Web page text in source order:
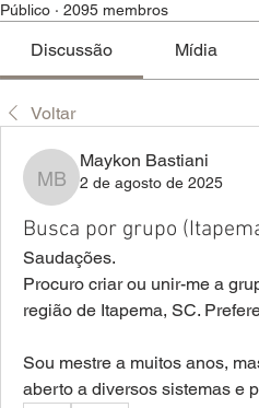
Público · 2095 membros
Discussão Mídia
Voltar
Maykon Bastiani
Maykon Bastiani
2 de agosto de 2025
Busca por grupo
Saudações.
Procuro criar ou unir-me a
região de Itapema, SC.
Sou mestre a muitos anos,
aberto a diversos sistemas e